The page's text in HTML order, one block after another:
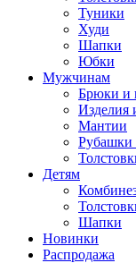
Туники
Худи
Шапки
Юбки
Мужчинам
Брюки и
Изделия
Мантии
Рубашки
Детям
Шапки
Новинки
Распродажа